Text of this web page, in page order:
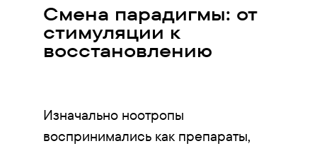
Смена парадигмы: от
стимуляции к
восстановлению
Изначально ноотропы
воспринимались как препараты,